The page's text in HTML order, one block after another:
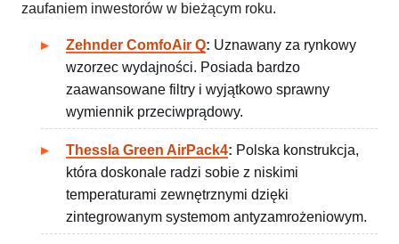
zaufaniem inwestorów w bieżącym roku.
Zehnder ComfoAir Q: Uznawany za rynkowy
wzorzec wydajności. Posiada bardzo
zaawansowane filtry i wyjątkowo sprawny
wymiennik przeciwprądowy.
Thessla Green AirPack4: Polska konstrukcja,
która doskonale radzi sobie z niskimi
temperaturami zewnętrznymi dzięki
zintegrowanym systemom antyzamrożeniowym.